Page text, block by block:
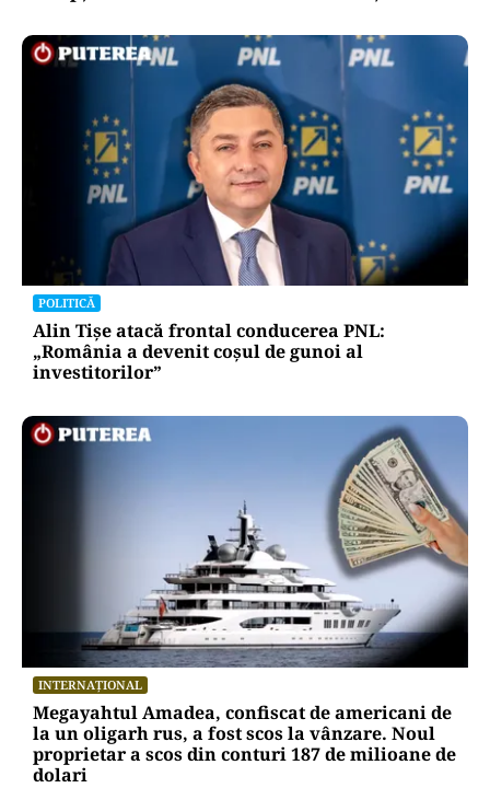
POLITICĂ
Alin Tișe atacă frontal conducerea PNL:
„România a devenit coșul de gunoi al
investitorilor”
INTERNAȚIONAL
Megayahtul Amadea, confiscat de americani de
la un oligarh rus, a fost scos la vânzare. Noul
proprietar a scos din conturi 187 de milioane de
dolari